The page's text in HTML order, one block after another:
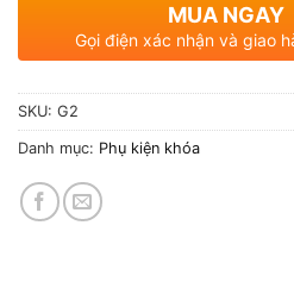
MUA NGAY
Gọi điện xác nhận và giao
SKU: G2
Danh mục: Phụ kiện khóa